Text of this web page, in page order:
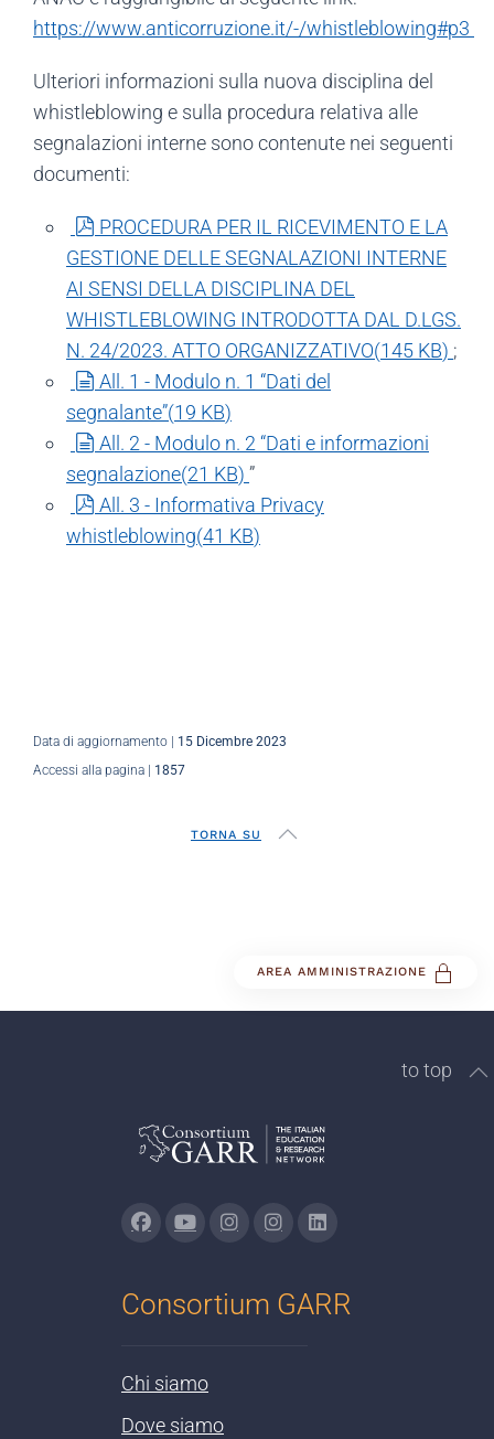
https://www.anticorruzione.it/-/whistleblowing#p3
Ulteriori informazioni sulla nuova disciplina del
whistleblowing e sulla procedura relativa alle
segnalazioni interne sono contenute nei seguenti
documenti:
pdf
PROCEDURA PER IL RICEVIMENTO E LA
GESTIONE DELLE SEGNALAZIONI INTERNE
AI SENSI DELLA DISCIPLINA DEL
WHISTLEBLOWING INTRODOTTA DAL D.LGS.
N. 24/2023. ATTO ORGANIZZATIVO(145 KB) ;
document
All. 1 - Modulo n. 1 “Dati del
segnalante”(19 KB)
document
All. 2 - Modulo n. 2 “Dati e informazioni
segnalazione(21 KB) ”
pdf
All. 3 - Informativa Privacy
whistleblowing(41 KB)
Data di aggiornamento | 15 Dicembre 2023
Accessi alla pagina | 1857
TORNA SU
AREA AMMINISTRAZIONE
to top
Consortium GARR
Chi siamo
Dove siamo